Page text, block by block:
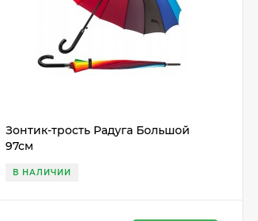
Зонтик-трость Радуга Большой
97см
В НАЛИЧИИ